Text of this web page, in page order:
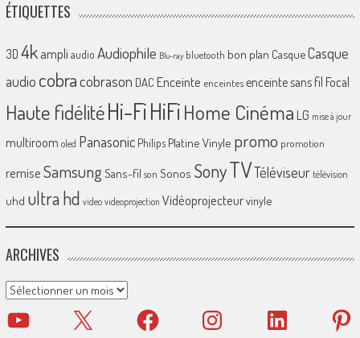
ÉTIQUETTES
3D 4k ampliaudio Audiophile Blu-ray bluetooth bon plan CasqueCasque
audio cobracobrason DAC Enceinte enceintes enceinte sans fil Focal
Haute fidélitéHi-FiHiFiHome Cinéma LG mise à jour
multiroom oled Panasonic Philips Platine Vinyle promo promotion
remiseSamsungSans-fil son Sonos SonyTVTéléviseur télévision
uhd ultra hd video videoprojection Vidéoprojecteurvinyle
ARCHIVES
Archives
YouTube X Facebook Instagram LinkedIn